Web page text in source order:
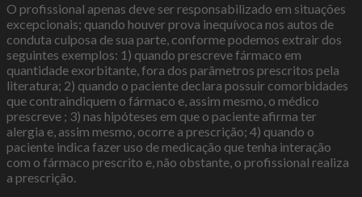
O profissional apenas deve ser responsabilizado em situações
excepcionais; quando houver prova inequívoca nos autos de
conduta culposa de sua parte, conforme podemos extrair dos
seguintes exemplos: 1) quando prescreve fármaco em
quantidade exorbitante, fora dos parâmetros prescritos pela
literatura; 2) quando o paciente declara possuir comorbidades
que contraindiquem o fármaco e, assim mesmo, o médico
prescreve ; 3) nas hipóteses em que o paciente afirma ter
alergia e, assim mesmo, ocorre a prescrição; 4) quando o
paciente indica fazer uso de medicação que tenha interação
com o fármaco prescrito e, não obstante, o profissional realiza
a prescrição.